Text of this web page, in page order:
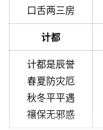
口舌两三房
计都
计都是辰誉
春夏防灾厄
秋冬平平遇
禳保无邪惑